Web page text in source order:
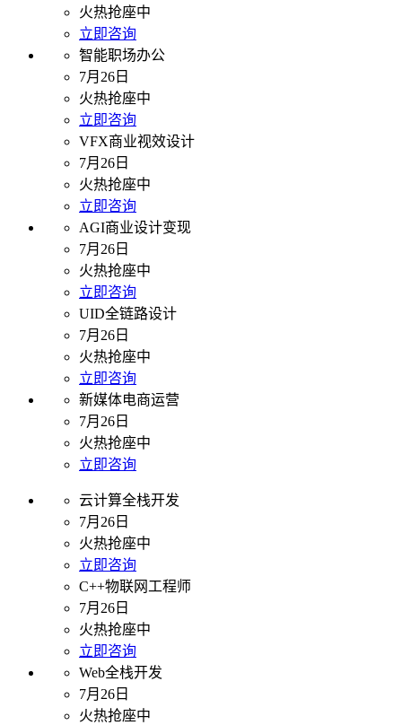
火热抢座中
立即咨询
智能职场办公
7月26日
火热抢座中
立即咨询
VFX商业视效设计
7月26日
火热抢座中
立即咨询
AGI商业设计变现
7月26日
火热抢座中
立即咨询
UID全链路设计
7月26日
火热抢座中
立即咨询
新媒体电商运营
7月26日
火热抢座中
立即咨询
云计算全栈开发
7月26日
火热抢座中
立即咨询
C++物联网工程师
7月26日
火热抢座中
立即咨询
Web全栈开发
7月26日
火热抢座中